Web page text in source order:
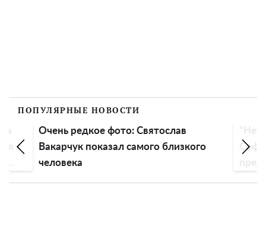
ПОПУЛЯРНЫЕ НОВОСТИ
Очень редкое фото: Святослав
Вакарчук показал самого близкого
человека